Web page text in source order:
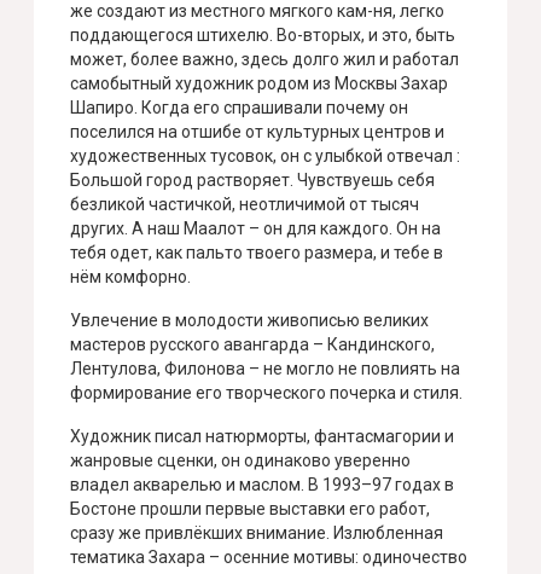
же создают из местного мягкого кам-ня, легко
поддающегося штихелю. Во-вторых, и это, быть
может, более важно, здесь долго жил и работал
самобытный художник родом из Москвы Захар
Шапиро. Когда его спрашивали почему он
поселился на отшибе от культурных центров и
художественных тусовок, он с улыбкой отвечал :
Большой город растворяет. Чувствуешь себя
безликой частичкой, неотличимой от тысяч
других. А наш Маалот – он для каждого. Он на
тебя одет, как пальто твоего размера, и тебе в
нём комфорно.
Увлечение в молодости живописью великих
мастеров русского авангарда – Кандинского,
Лентулова, Филонова – не могло не повлиять на
формирование его творческого почерка и стиля.
Художник писал натюрморты, фантасмагории и
жанровые сценки, он одинаково уверенно
владел акварелью и маслом. В 1993–97 годах в
Бостоне прошли первые выставки его работ,
сразу же привлёкших внимание. Излюбленная
тематика Захара – осенние мотивы: одиночество